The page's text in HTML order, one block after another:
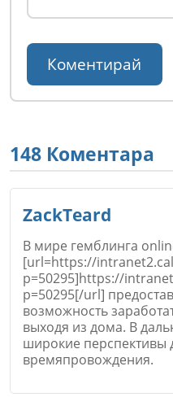
148 Коментара
ZackTeard
В мире гемблинга
[url=https://
p=50295]https://
p=50295[/url]
возможность
выходя из дома. В
широкие перспективы
времяпровождения.